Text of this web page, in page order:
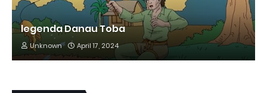
legenda Danau Toba
Unknown April 17, 2024